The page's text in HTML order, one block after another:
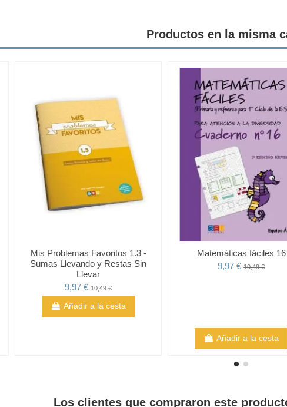
Productos en la misma
Mis Problemas Favoritos 1.3 -
Sumas Llevando y Restas Sin
Llevar
9,97 € 10,49 €
Añadir a la cesta
Matemáticas fáciles 16
9,97 €10,49 €
Añadir a la cesta
Los clientes que compraron este